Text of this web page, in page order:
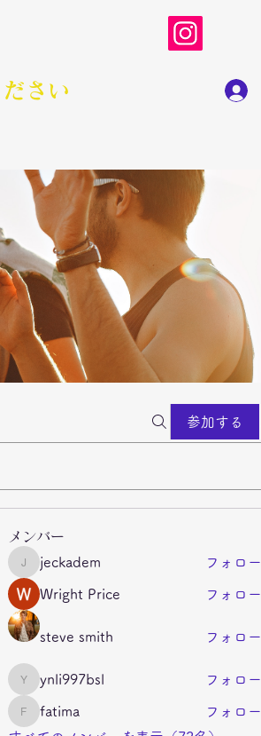
さい
参加する
メンバー
jeckadem
jeckadem フォロー
Wright Price フォロー
steve smith フォロー
ynli997bsl
ynli997bsl フォロー
fatima
fatima
フォロー